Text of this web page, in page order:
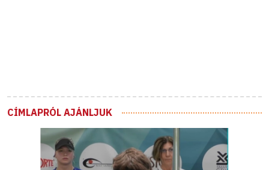
CÍMLAPRÓL AJÁNLJUK